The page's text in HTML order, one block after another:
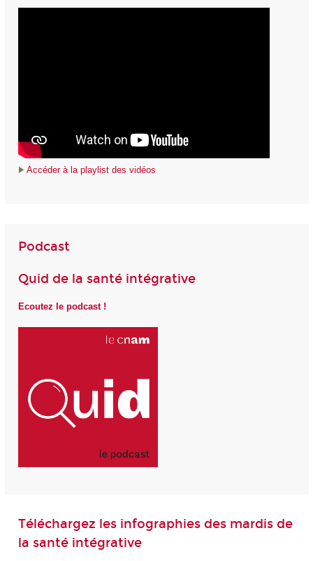
Accéder à la playlist des vidéos
Podcast
Quid de la santé intégrative
Ecoutez le podcast !
Téléchargez les infographies des mardis de
la santé intégrative